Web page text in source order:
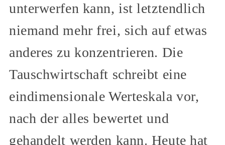
unterwerfen kann, ist letztendlich
niemand mehr frei, sich auf etwas
anderes zu konzentrieren. Die
Tauschwirtschaft schreibt eine
eindimensionale Werteskala vor,
nach der alles bewertet und
gehandelt werden kann. Heute hat